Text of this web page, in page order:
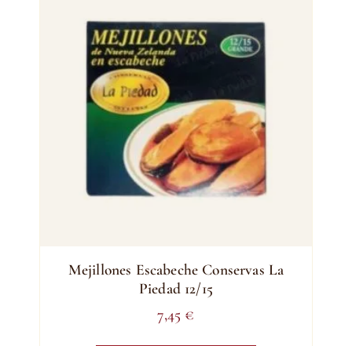
Mejillones Escabeche Conservas La
Piedad 12/15
7,45 €